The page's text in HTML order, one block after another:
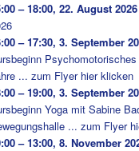
– 18:00,22. August 2026
– 17:30,3. September
... zum Flyer hier klicken
– 19:00,3. September
Yoga mit Sabine
... zum Flyer
– 13:00,8. November